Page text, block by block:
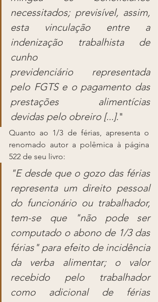
necessitados; previsível, assim,
esta vinculação entre a
indenização trabalhista de
cunho
previdenciário representada
pelo FGTS e o pagamento das
prestações alimentícias
devidas pelo obreiro [...]."
Quanto ao 1/3 de férias, apresenta o
renomado autor a polêmica à página
522 de seu livro:
"E desde que o gozo das férias
representa um direito pessoal
do funcionário ou trabalhador,
tem-se que "não pode ser
computado o abono de 1/3 das
férias" para efeito de incidência
da verba alimentar; o valor
recebido pelo trabalhador
como adicional de férias